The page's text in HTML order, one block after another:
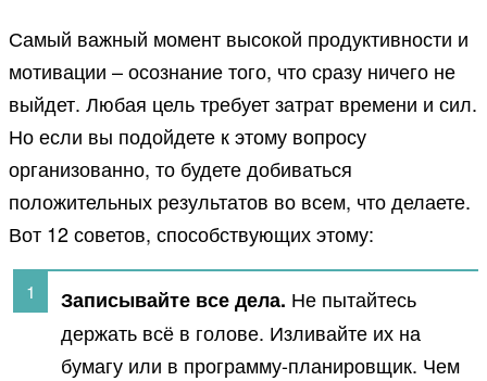
Самый важный момент высокой продуктивности и
мотивации – осознание того, что сразу ничего не
выйдет. Любая цель требует затрат времени и сил.
Но если вы подойдете к этому вопросу
организованно, то будете добиваться
положительных результатов во всем, что делаете.
Вот 12 советов, способствующих этому:
Записывайте все дела. Не пытайтесь
держать всё в голове. Изливайте их на
бумагу или в программу-планировщик. Чем